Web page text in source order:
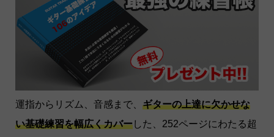
運指からリズム、音感まで、 ギターの上達に欠かせな
い基礎練習を幅広くカバーした、252ページにわたる超